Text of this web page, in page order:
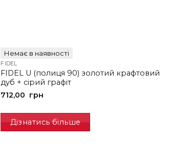
Немає в наявності
FIDEL
FIDEL U (полиця 90) золотий крафтовий
дуб + сірий графіт
712,00 грн
Дізнатись більше